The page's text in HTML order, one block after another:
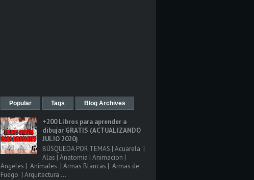
Popular Tags Blog Archives
+200 Libros para aprender a
dibujar GRATIS (ACTUALIZANDO
JULIO 2020)
BÚSQUEDA POR TEMAS | Acuarela |
Alas | Anatomia | Animacion |
Angeles | Animales | Armas Blancas | Armas de
Fuego | Arquitectura ...